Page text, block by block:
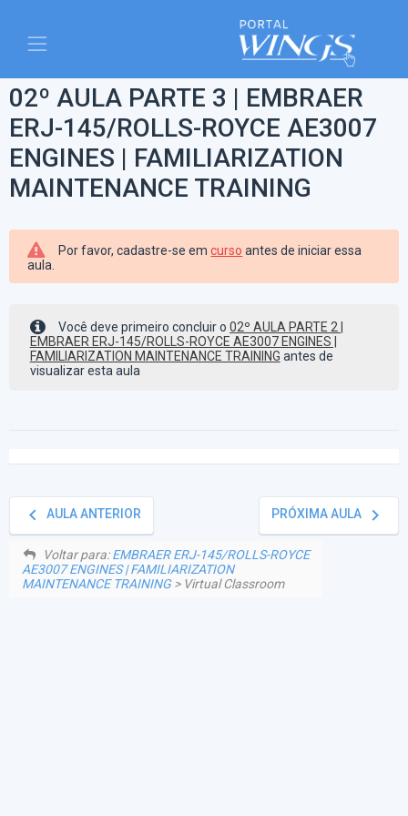
02º AULA PARTE 3 | EMBRAER
ERJ-145/ROLLS-ROYCE AE3007
ENGINES | FAMILIARIZATION
MAINTENANCE TRAINING
Por favor, cadastre-se emcurso antes de iniciar essa
aula.
Você deve primeiro concluir o02º AULA PARTE 2 |
EMBRAER ERJ-145/ROLLS-ROYCE AE3007 ENGINES |
FAMILIARIZATION MAINTENANCE TRAINING antes de
visualizar esta aula
keyboard_arrow_left AULA ANTERIOR PRÓXIMA AULA keyboard_arrow_right
Voltar para:EMBRAER ERJ-145/ROLLS-ROYCE
AE3007 ENGINES | FAMILIARIZATION
MAINTENANCE TRAINING> Virtual Classroom